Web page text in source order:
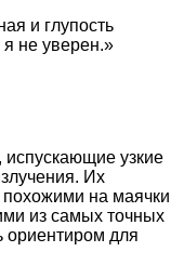
и глупость
не уверен.»
узкие
Их
похожими на маячки
из самых точных
ориентиром для